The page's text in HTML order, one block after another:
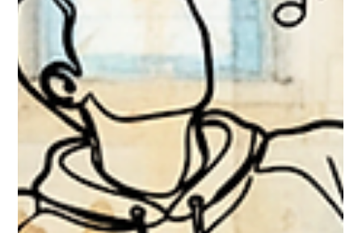
„80 Jahre BG Tanzenberg – Bildung mit Herz, Geist,
Gestaltungskraft und Geschichte“ Rollage & Cubomanie -
Zwischen Analogem und Digitalem - Klasse 7A Künstliche
Intelligenz (KI) verändert unsere Lebenswelt und unsere
Lebensweise grundlegend. Die Veränderungen betreffen
nahezu alle Bereiche unseres Daseins - von der Arbeitswelt
über unsere Gesundheitsversorgung, Bildung und Kultur bis
hin zu unserem sozialen Miteinander . KI-Systeme, die
beispielsweise in den USA oder in